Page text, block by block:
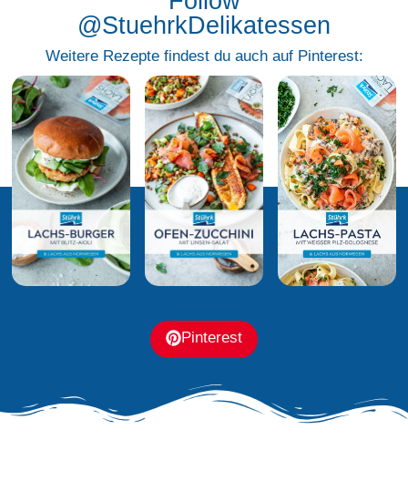
@StuehrkDelikatessen
Weitere Rezepte findest du auch auf Pinterest:
Pinterest